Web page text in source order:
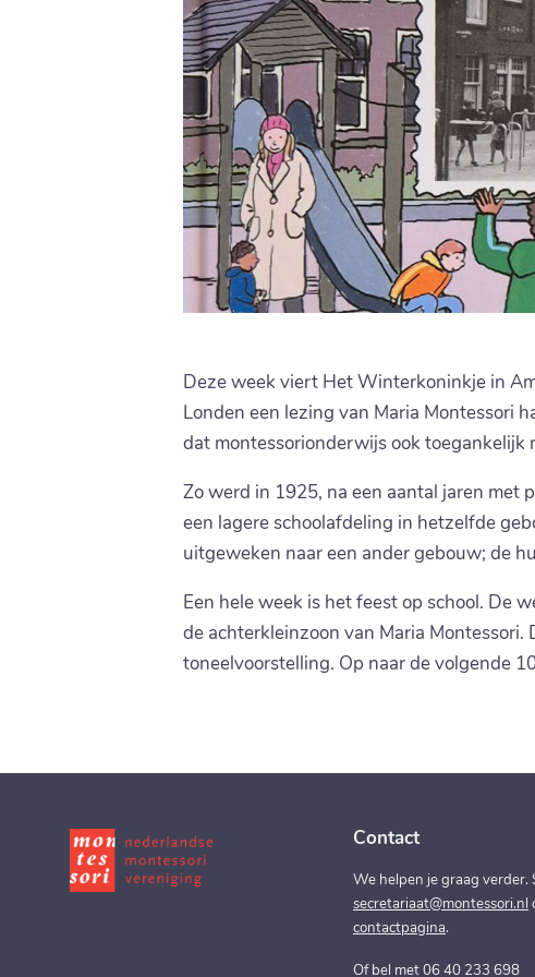
Deze week viert Het Winterkoninkje in
Londen een lezing van Maria Montessori
dat montessorionderwijs ook toegankelijk
Zo werd in 1925, na een aantal jaren met
een lagere schoolafdeling in hetzelfde
uitgeweken naar een ander gebouw; de
Een hele week is het feest op school. De
de achterkleinzoon van Maria Montessori.
toneelvoorstelling. Op naar de volgende
Contact
We helpen je graag verder.
secretariaat@montessori.nl
contactpagina.
Of bel met 06 40 233 698